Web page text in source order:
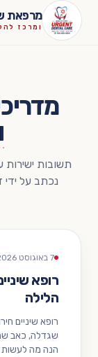
דלגו לתוכן
מרפאת
ומרכז
תשובות ישירות
נכתב על ידי
7 באוגוסט 2026
רופא
הלילה
רופא שיניים
שגדלה, כאב
הנה מה לעשות